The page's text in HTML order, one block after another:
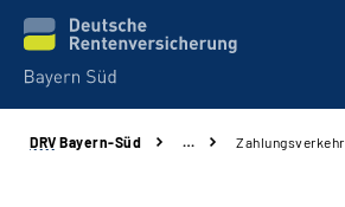
Beratung und Kontakt
DRV Bayern-Süd … Zahlungsverkehr